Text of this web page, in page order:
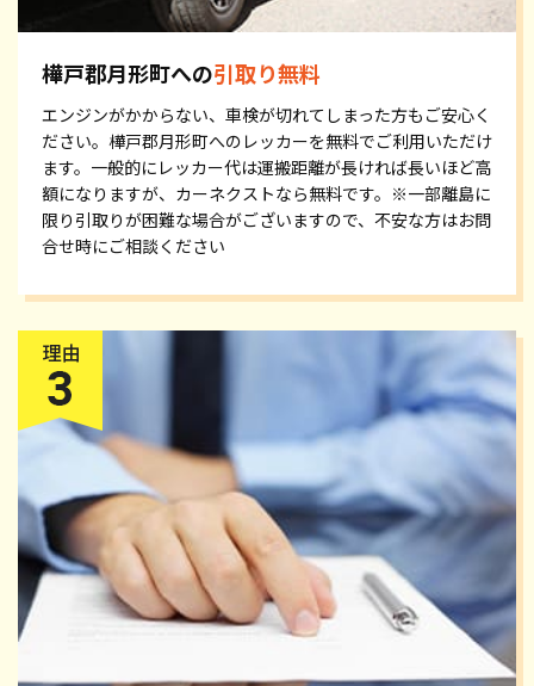
樺戸郡月形町への引取り無料
エンジンがかからない、車検が切れてしまった方もご安心く
ださい。樺戸郡月形町へのレッカーを無料でご利用いただけ
ます。一般的にレッカー代は運搬距離が長ければ長いほど高
額になりますが、カーネクストなら無料です。※一部離島に
限り引取りが困難な場合がございますので、不安な方はお問
合せ時にご相談ください